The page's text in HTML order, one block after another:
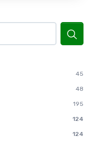
45
48
195
124
124